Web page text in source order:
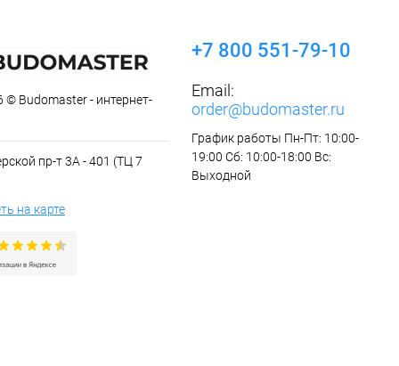
© Budomaster - интернет-
пр-т 3А - 401 (ТЦ 7
на карте
+7 800 551-79-10
Email:
order@budomaster.ru
График работы Пн-Пт: 10:00-
19:00 Сб: 10:00-18:00 Вс:
Выходной